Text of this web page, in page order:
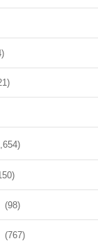
(98)
(767)